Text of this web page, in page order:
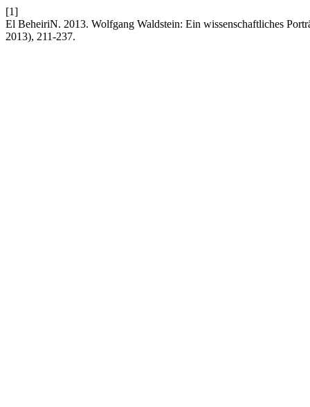
[1]
El BeheiriN. 2013. Wolfgang Waldstein: Ein wissenschaftliches
2013), 211-237.